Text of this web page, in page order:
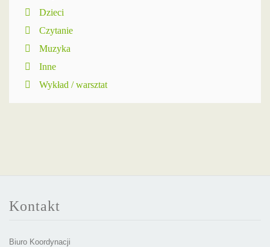
Dzieci
Czytanie
Muzyka
Inne
Wykład / warsztat
Kontakt
Biuro Koordynacji